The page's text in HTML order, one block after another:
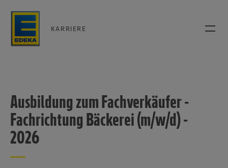
KARRIERE
Ausbildung zum Fachverkäufer -
Fachrichtung Bäckerei (m/w/d) -
2026